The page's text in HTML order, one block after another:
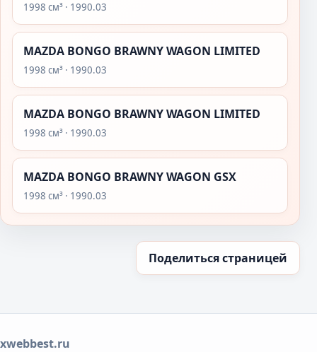
1998 см³ · 1990.03
MAZDA BONGO BRAWNY WAGON LIMITED
1998 см³ · 1990.03
MAZDA BONGO BRAWNY WAGON LIMITED
1998 см³ · 1990.03
MAZDA BONGO BRAWNY WAGON GSX
1998 см³ · 1990.03
Поделиться страницей
xwebbest.ru